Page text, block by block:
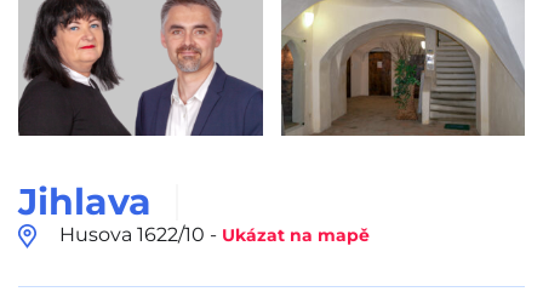
Jihlava
Husova 1622/10 - Ukázat na mapě